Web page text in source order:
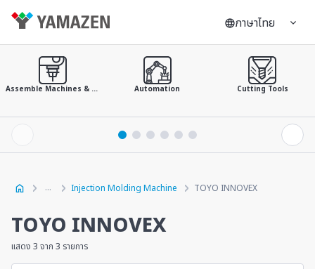
ภาษาไทย
Assemble Machines & Tools Automation Cutting Tools
Injection Molding Machine TOYO INNOVEX
TOYO INNOVEX
แสดง 3 จาก 3 รายการ